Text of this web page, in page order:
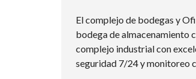
El complejo de bodegas y
bodega de almacenamiento
complejo industrial con
seguridad 7/24 y monitoreo